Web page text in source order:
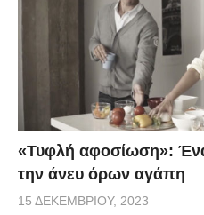
«Τυφλή αφοσίωση»: Ένα
την άνευ όρων αγάπη
15 ΔΕΚΕΜΒΡΊΟΥ, 2023